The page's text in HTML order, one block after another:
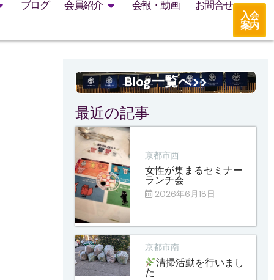
ブログ 会員紹介 会報・動画
お問合せ
入会
案内
Blog一覧へ>>
最近の記事
京都市西
女性が集まるセミナー
ランチ会
2026年6月18日
京都市南
清掃活動を行いまし
た